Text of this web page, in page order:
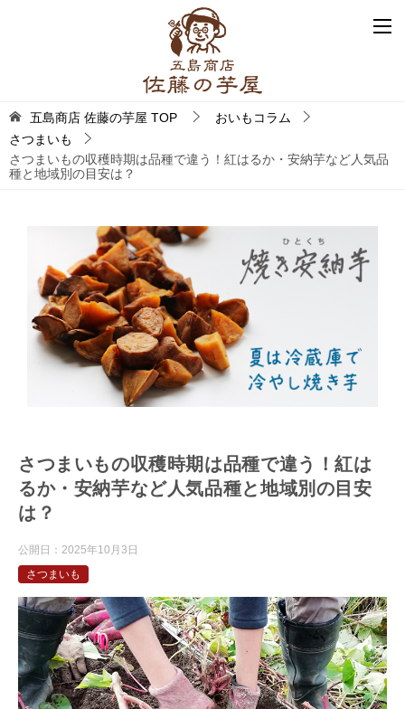
五島商店 佐藤の芋屋 TOP
おいもコラム
さつまいも
さつまいもの収穫時期は品種で違う！紅はるか・安納芋など人気品
種と地域別の目安は？
さつまいもの収穫時期は品種で違う！紅は
るか・安納芋など人気品種と地域別の目安
は？
公開日： 2025年10月3日
さつまいも